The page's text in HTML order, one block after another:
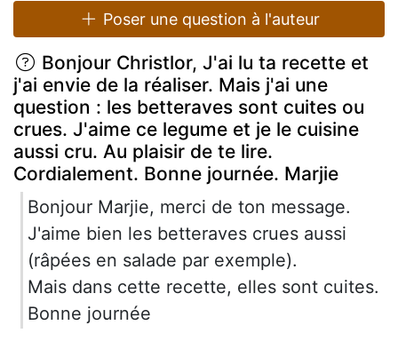
Poser une question à l'auteur
Bonjour Christlor, J'ai lu ta recette et
j'ai envie de la réaliser. Mais j'ai une
question : les betteraves sont cuites ou
crues. J'aime ce legume et je le cuisine
aussi cru. Au plaisir de te lire.
Cordialement. Bonne journée. Marjie
Bonjour Marjie, merci de ton message.
J'aime bien les betteraves crues aussi
(râpées en salade par exemple).
Mais dans cette recette, elles sont cuites.
Bonne journée